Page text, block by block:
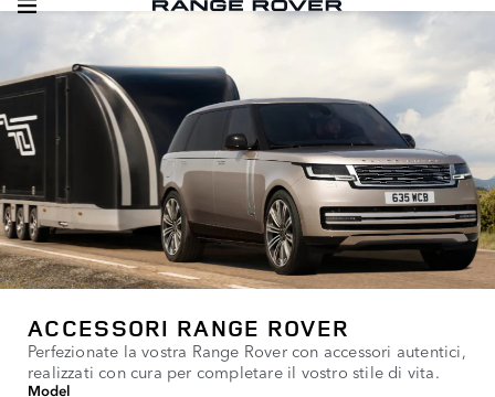
ACCESSORI RANGE ROVER
Perfezionate la vostra Range Rover con accessori autentici,
realizzati con cura per completare il vostro stile di vita.
Model